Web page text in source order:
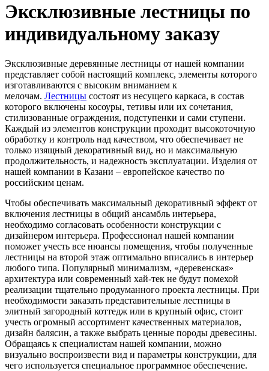
Эксклюзивные лестницы по
индивидуальному заказу
Эксклюзивные деревянные лестницы от нашей компании
представляет собой настоящий комплекс, элементы которого
изготавливаются с высоким вниманием к
мелочам. Лестницы состоят из несущего каркаса, в состав
которого включены косоуры, тетивы или их сочетания,
стилизованные ограждения, подступенки и сами ступени.
Каждый из элементов конструкции проходит высокоточную
обработку и контроль над качеством, что обеспечивает не
только изящный декоративный вид, но и максимальную
продолжительность, и надежность эксплуатации. Изделия от
нашей компании в Казани – европейское качество по
российским ценам.
Чтобы обеспечивать максимальный декоративный эффект от
включения лестницы в общий ансамбль интерьера,
необходимо согласовать особенности конструкции с
дизайнером интерьера. Профессионал нашей компании
поможет учесть все нюансы помещения, чтобы полученные
лестницы на второй этаж оптимально вписались в интерьер
любого типа. Популярный минимализм, «деревенская»
архитектура или современный хай-тек не будут помехой
реализации тщательно продуманного проекта лестницы. При
необходимости заказать представительные лестницы в
элитный загородный коттедж или в крупный офис, стоит
учесть огромный ассортимент качественных материалов,
дизайн балясин, а также выбрать ценные породы древесины.
Обращаясь к специалистам нашей компании, можно
визуально воспроизвести вид и параметры конструкции, для
чего используется специальное программное обеспечение.